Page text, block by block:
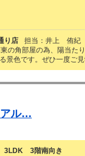
り店
担当：井上 侑紀
の角部屋の為、陽当た
景色です。ぜひ一度ご
ル…
3LDK 3階南向き